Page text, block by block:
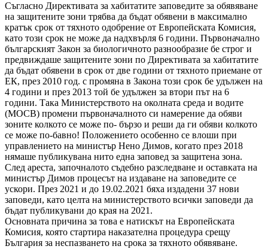
Съгласно Директивата за хабитатите заповедите за обявяване
на защитените зони трябва да бъдат обявени в максимално
кратък срок от тяхното одобрение от Европейската Комисия,
като този срок не може да надхвърля 6 години. Първоначално
българският Закон за биологичното разнообразие бе строг и
предвиждаше защитените зони по Директивата за хабитатите
да бъдат обявени в срок от две години от тяхното приемане от
ЕК, през 2010 год. с промяна в Закона този срок бе удължен на
4 години и през 2013 той бе удължен за втори път на 6
години. Така Министерството на околната среда и водите
(МОСВ) промени първоначалното си намерение да обяви
зоните колкото се може по- бързо и реши да ги обяви колкото
се може по-бавно! Положението особенно се влоши при
управлението на министър Нено Димов, когато през 2018
нямаше публикувана нито една заповед за защитена зона.
След ареста, започналото съдебно разследване и оставката на
министър Димов процесът на издаване на заповедите се
ускори. През 2021 и до 19.02.2021 бяха издадени 37 нови
заповеди, като целта на министерството всички заповеди да
бъдат публикувани до края на 2021.
Основната причина за това е натискът на Европейската
Комисия, която стартира наказателна процедура срещу
България за неспазването на срока за тяхното обявяване.